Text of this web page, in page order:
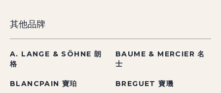
其他品牌
A. LANGE & SÖHNE 朗
格
BAUME & MERCIER 名
士
BLANCPAIN 寶珀 BREGUET 寶璣